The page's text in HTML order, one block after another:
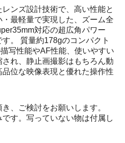
ンズ設計技術で、高い性能と
最軽量で実現した、ズーム全
対応の超広角パワー
す。 質量約178gのコンパクト
写性能やAF性能、使いやすい
れ、静止画撮影はもちろん動
位な映像表現と優れた操作性
、ご検討をお願いします。
す。写っていない物は付属し